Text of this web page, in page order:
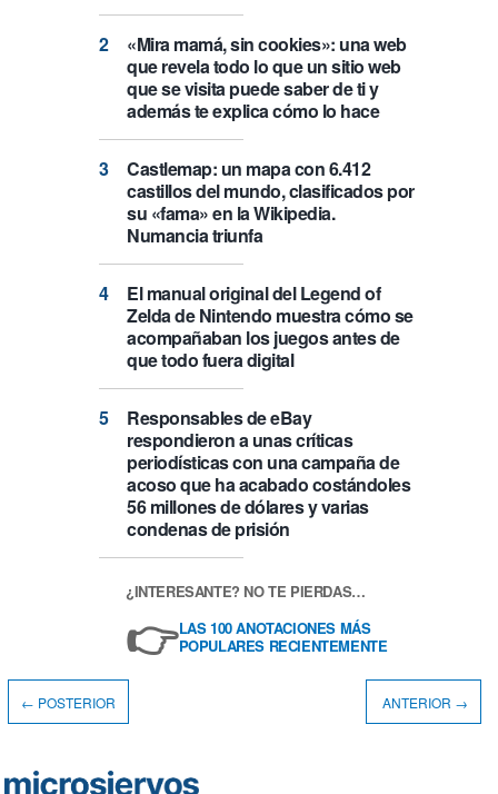
«Mira mamá, sin cookies»: una web
que revela todo lo que un sitio web
que se visita puede saber de ti y
además te explica cómo lo hace
Castlemap: un mapa con 6.412
castillos del mundo, clasificados por
su «fama» en la Wikipedia.
Numancia triunfa
El manual original del Legend of
Zelda de Nintendo muestra cómo se
acompañaban los juegos antes de
que todo fuera digital
Responsables de eBay
respondieron a unas críticas
periodísticas con una campaña de
acoso que ha acabado costándoles
56 millones de dólares y varias
condenas de prisión
¿INTERESANTE? NO TE PIERDAS…
👉LAS 100 ANOTACIONES MÁS
POPULARES RECIENTEMENTE
← POSTERIOR ANTERIOR →